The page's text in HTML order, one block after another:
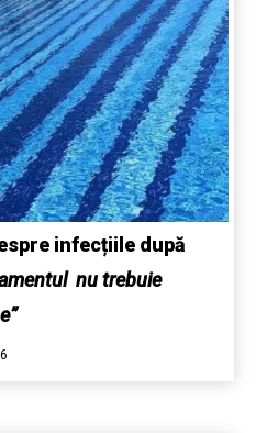
infecțiile după
nu trebuie